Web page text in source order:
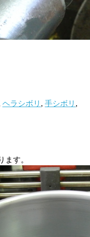
ヘラシボリ , 手シボリ ,
ます。